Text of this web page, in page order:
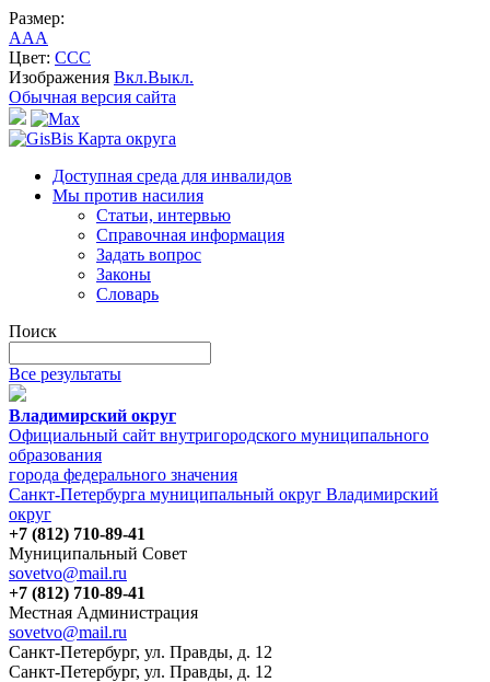
Размер:
AAA
Цвет: CCC
Изображения Вкл.Выкл.
Обычная версия сайта
Карта округа
Доступная среда для инвалидов
Мы против насилия
Статьи, интервью
Справочная информация
Задать вопрос
Законы
Словарь
Поиск
Все результаты
Владимирский округ
Официальный сайт внутригородского муниципального
образования
города федерального значения
Санкт-Петербурга муниципальный округ Владимирский
округ
+7 (812) 710-89-41
Муниципальный Совет
sovetvo@mail.ru
+7 (812) 710-89-41
Местная Администрация
sovetvo@mail.ru
Санкт-Петербург, ул. Правды, д. 12
Санкт-Петербург, ул. Правды, д. 12